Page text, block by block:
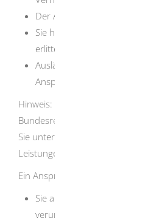
Der Angriff erfolgte in
Sie haben dadurch eine
erlitten.
Ausländerinnen und Ausländer
Ansprüche wie Deutsche.
Hinweis:
Bundesrepublik Deutschland
Sie unter bestimmten
Leistungen erhalten
Ein Anspruch auf Entschädigung
Sie als Opfer die Schädigung
verursacht haben oder